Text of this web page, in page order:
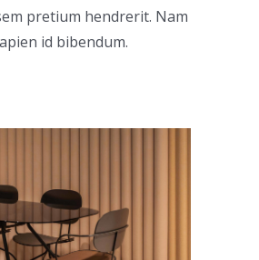
pretium hendrerit. Nam
id bibendum.